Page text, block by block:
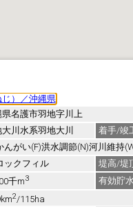
じ）／沖縄県
県名護市羽地字川上
川水系羽地大川
着手/竣
んがい(F)洪水調節(N)河川維持
ックフィル
堤高/堤
千m3
有効貯
2/115ha